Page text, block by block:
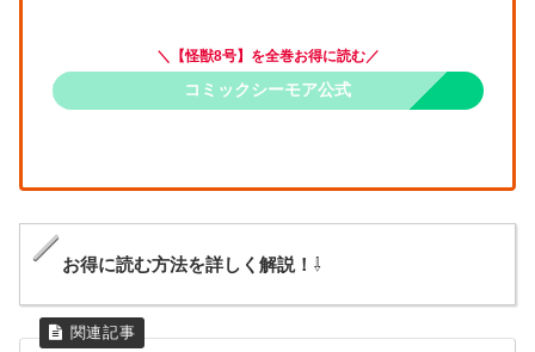
＼【怪獣8号】を全巻お得に読む／
コミックシーモア公式
お得に読む方法を詳しく解説！ ⇩